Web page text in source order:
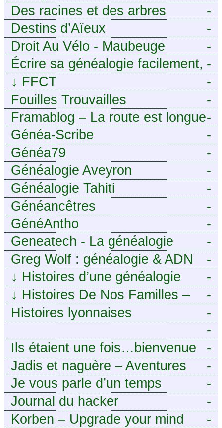
-
Des racines et des arbres
-
Destins d’Aïeux
-
Droit Au Vélo - Maubeuge
Sambre-Avesnois
-
Écrire sa généalogie facilement,
sans stress avec Généalordi
-
↓ FFCT
-
Fouilles Trouvailles
-
Framablog – La route est longue
mais la voie est libre…
-
Généa-Scribe
-
Généa79
-
Généalogie Aveyron
-
Généalogie Tahiti
-
Généancêtres
-
GénéAntho
-
Geneatech - La généalogie
numérique à portée de tous
-
Greg Wolf : généalogie & ADN
-
↓ Histoires d’une généalogie
Léonarde
-
↓ Histoires De Nos Familles –
Blog de généalogie
-
Histoires lyonnaises
-
https://
-
Ils étaient une fois…bienvenue
chez mes ancêtres. – Une
histoire tourangelle, mais pas
seulement.
-
Jadis et naguère – Aventures
généalogiques de l’Atlantique
aux contreforts des Alpes
-
Je vous parle d’un temps
-
Journal du hacker
-
Korben – Upgrade your mind